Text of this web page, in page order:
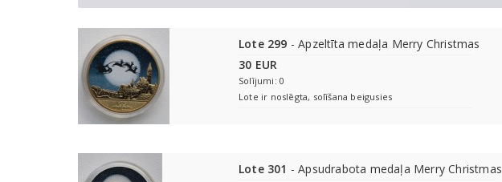
Lote 299 - Apzeltīta medaļa Merry Christmas
30 EUR
Solījumi: 0
Lote ir noslēgta, solīšana beigusies
Lote 301 - Apsudrabota medaļa Merry Christmas